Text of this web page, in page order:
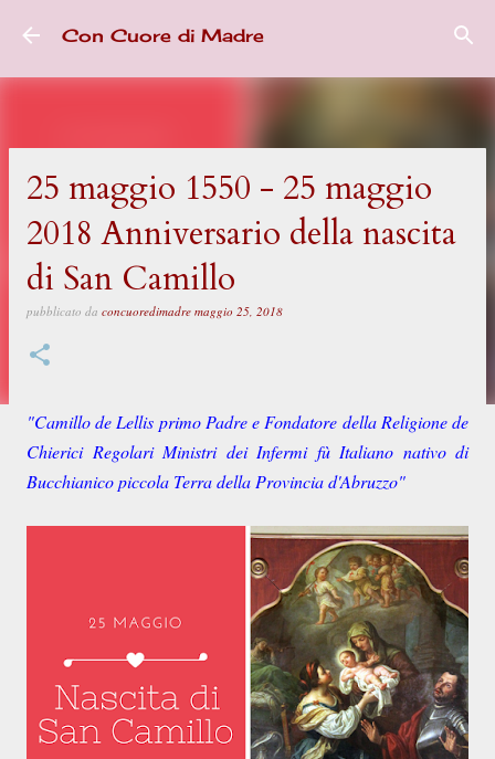
Passa ai contenuti principali
Con Cuore di Madre
25 maggio 1550 - 25 maggio
2018 Anniversario della nascita
di San Camillo
pubblicato da concuoredimadre maggio 25, 2018
"Camillo de Lellis primo Padre e Fondatore della Religione de
Chierici Regolari Ministri dei Infermi fù Italiano nativo di
Bucchianico piccola Terra della Provincia d'Abruzzo"